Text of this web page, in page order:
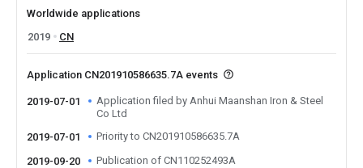
Worldwide applications
2019
CN
Application CN201910586635.7A events
2019-07-01
Application filed by Anhui Maanshan Iron & Steel
Co Ltd
2019-07-01
Priority to CN201910586635.7A
2019-09-20 Publication of CN110252493A